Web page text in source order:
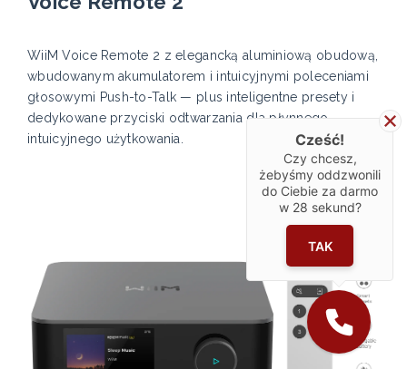
WiiM Voice Remote 2 z elegancką aluminiową obudową,
wbudowanym akumulatorem i intuicyjnymi poleceniami
głosowymi Push-to-Talk — plus inteligentne presety i
dedykowane przyciski odtwarzania dla płynnego,
intuicyjnego użytkowania.
Cześć!
Czy chcesz,
żebyśmy oddzwonili
do Ciebie za darmo
w 28 sekund?
TAK